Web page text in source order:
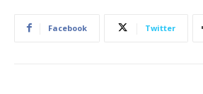
Facebook Twitter